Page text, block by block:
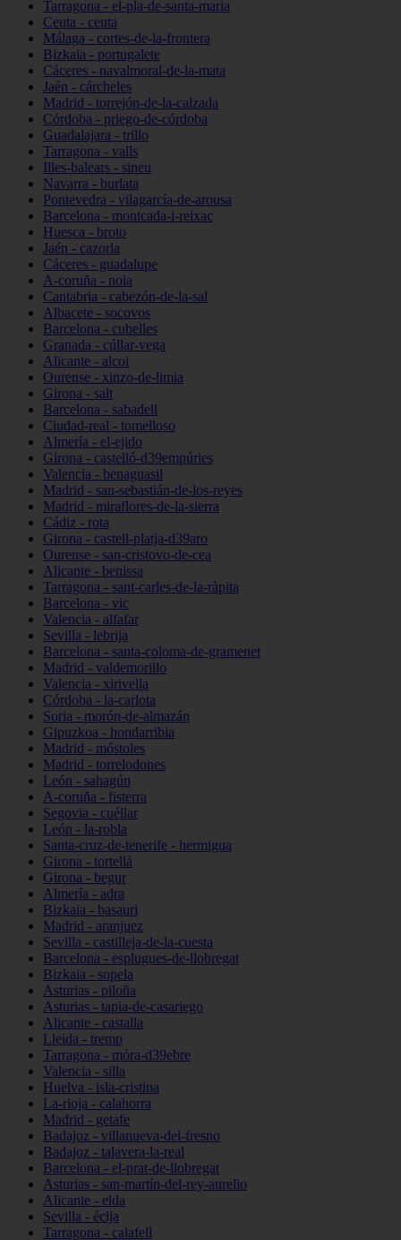
Tarragona - el-pla-de-santa-maria
Ceuta - ceuta
Málaga - cortes-de-la-frontera
Bizkaia - portugalete
Cáceres - navalmoral-de-la-mata
Jaén - cárcheles
Madrid - torrejón-de-la-calzada
Córdoba - priego-de-córdoba
Guadalajara - trillo
Tarragona - valls
Illes-balears - sineu
Navarra - burlata
Pontevedra - vilagarcía-de-arousa
Barcelona - montcada-i-reixac
Huesca - broto
Jaén - cazorla
Cáceres - guadalupe
A-coruña - noia
Cantabria - cabezón-de-la-sal
Albacete - socovos
Barcelona - cubelles
Granada - cúllar-vega
Alicante - alcoi
Ourense - xinzo-de-limia
Girona - salt
Barcelona - sabadell
Ciudad-real - tomelloso
Almería - el-ejido
Girona - castelló-d39empúries
Valencia - benaguasil
Madrid - san-sebastián-de-los-reyes
Madrid - miraflores-de-la-sierra
Cádiz - rota
Girona - castell-platja-d39aro
Ourense - san-cristovo-de-cea
Alicante - benissa
Tarragona - sant-carles-de-la-ràpita
Barcelona - vic
Valencia - alfafar
Sevilla - lebrija
Barcelona - santa-coloma-de-gramenet
Madrid - valdemorillo
Valencia - xirivella
Córdoba - la-carlota
Soria - morón-de-almazán
Gipuzkoa - hondarribia
Madrid - móstoles
Madrid - torrelodones
León - sahagún
A-coruña - fisterra
Segovia - cuéllar
León - la-robla
Santa-cruz-de-tenerife - hermigua
Girona - tortellà
Girona - begur
Almería - adra
Bizkaia - basauri
Madrid - aranjuez
Sevilla - castilleja-de-la-cuesta
Barcelona - esplugues-de-llobregat
Bizkaia - sopela
Asturias - piloña
Asturias - tapia-de-casariego
Alicante - castalla
Lleida - tremp
Tarragona - móra-d39ebre
Valencia - silla
Huelva - isla-cristina
La-rioja - calahorra
Madrid - getafe
Badajoz - villanueva-del-fresno
Badajoz - talavera-la-real
Barcelona - el-prat-de-llobregat
Asturias - san-martín-del-rey-aurelio
Alicante - elda
Sevilla - écija
Tarragona - calafell